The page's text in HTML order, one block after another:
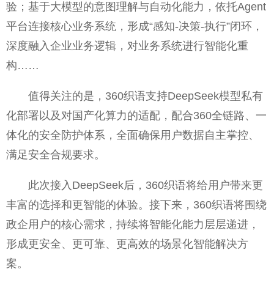
验；基于大模型的意图理解与自动化能力，依托Agent
平台连接核心业务系统，形成“感知-决策-执行”闭环，
深度融入企业业务逻辑，对业务系统进行智能化重
构……
值得关注的是，360织语支持DeepSeek模型私有
化部署以及对国产化算力的适配，配合360全链路、一
体化的安全防护体系，全面确保用户数据自主掌控、
满足安全合规要求。
此次接入DeepSeek后，360织语将给用户带来更
丰富的选择和更智能的体验。接下来，360织语将围绕
政企用户的核心需求，持续将智能化能力层层递进，
形成更安全、更可靠、更高效的场景化智能解决方
案。